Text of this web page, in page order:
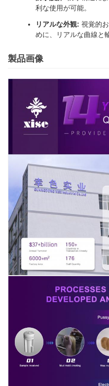
利な使用が可能。
リアルな外観: 視覚的
めに、リアルな曲線と
製品画像